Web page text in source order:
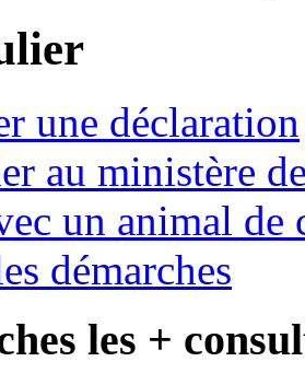
une déclaration
au ministère
un animal de
démarches
les +